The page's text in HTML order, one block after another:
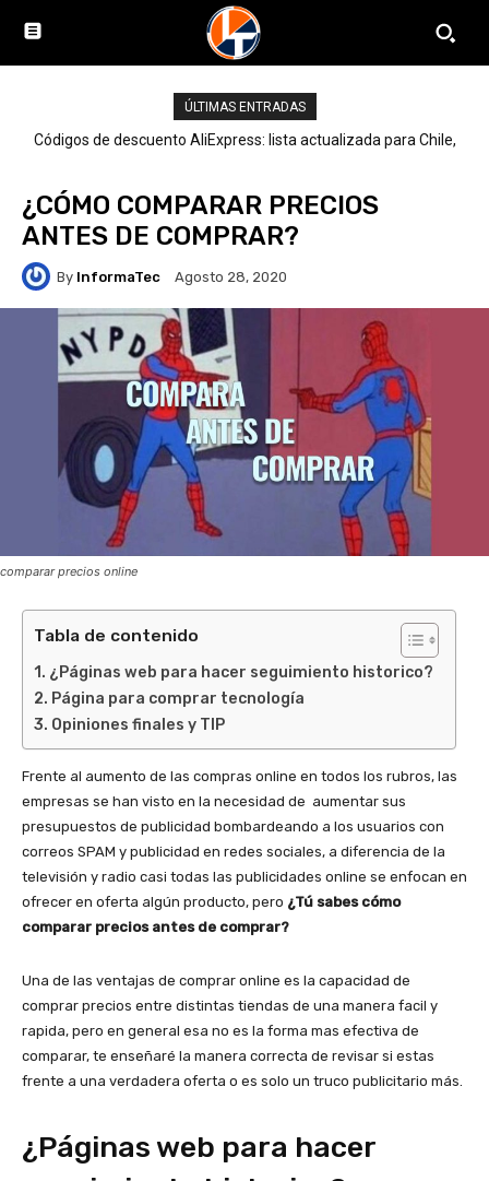
ÚLTIMAS ENTRADAS
Códigos de descuento AliExpress: lista actualizada para Chile,
¿CÓMO COMPARAR PRECIOS
ANTES DE COMPRAR?
By InformaTec Agosto 28, 2020
comparar precios online
Tabla de contenido
¿Páginas web para hacer seguimiento historico?
Página para comprar tecnología
Opiniones finales y TIP
Frente al aumento de las compras online en todos los rubros, las
empresas se han visto en la necesidad de aumentar sus
presupuestos de publicidad bombardeando a los usuarios con
correos SPAM y publicidad en redes sociales, a diferencia de la
televisión y radio casi todas las publicidades online se enfocan en
ofrecer en oferta algún producto, pero ¿Tú sabes cómo
comparar precios antes de comprar?
Una de las ventajas de comprar online es la capacidad de
comprar precios entre distintas tiendas de una manera facil y
rapida, pero en general esa no es la forma mas efectiva de
comparar, te enseñaré la manera correcta de revisar si estas
frente a una verdadera oferta o es solo un truco publicitario más.
¿Páginas web para hacer